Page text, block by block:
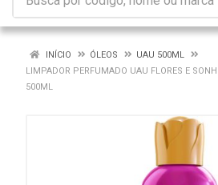
INÍCIO ÓLEOS
UAU 500ML
LIMPADOR PERFUMADO UAU FLORES E
500ML